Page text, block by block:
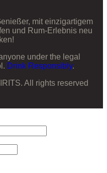
mit einzigartigem
und Rum-Erlebnis neu
under the legal
Drink Responsibly.
All rights reserved